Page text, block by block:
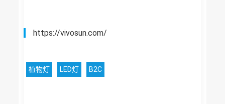
https://vivosun.com/
植物灯 LED灯 B2C